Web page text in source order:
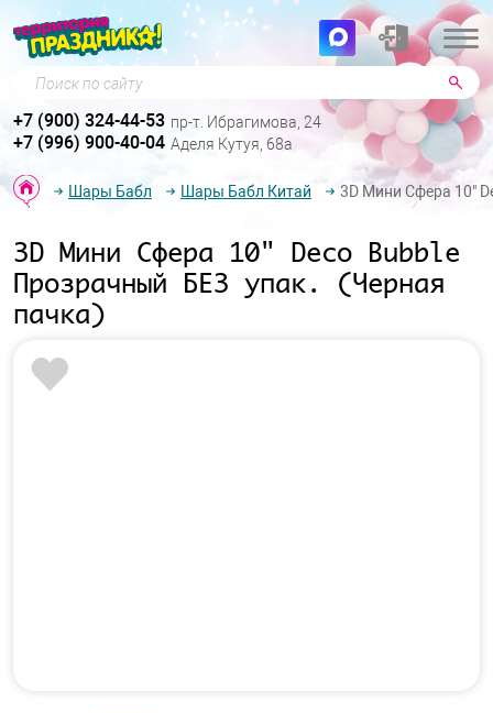
Поиск по сайту
+7 (900) 324-44-53 пр-т. Ибрагимова, 24
+7 (996) 900-40-04 Аделя Кутуя, 68а
Шары Бабл Шары Бабл Китай 3D Мини Сфера 10"
3D Мини Сфера 10" Deco Bubble
Прозрачный БЕЗ упак. (Черная
пачка)